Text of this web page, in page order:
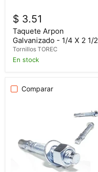
$ 3.51
Taquete Arpon
Galvanizado - 1/4 X 2 1/2
Tornillos TOREC
En stock
Comparar